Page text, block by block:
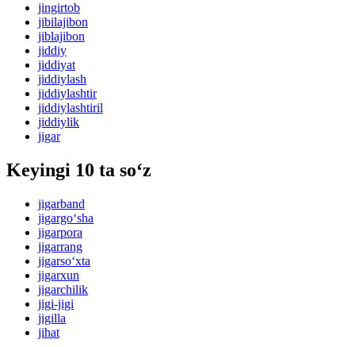
jingirtob
jibilajibon
jiblajibon
jiddiy
jiddiyat
jiddiylash
jiddiylashtir
jiddiylashtiril
jiddiylik
jigar
Keyingi 10 ta so‘z
jigarband
jigargo‘sha
jigarpora
jigarrang
jigarso‘xta
jigarxun
jigarchilik
jigi-jigi
jigilla
jihat